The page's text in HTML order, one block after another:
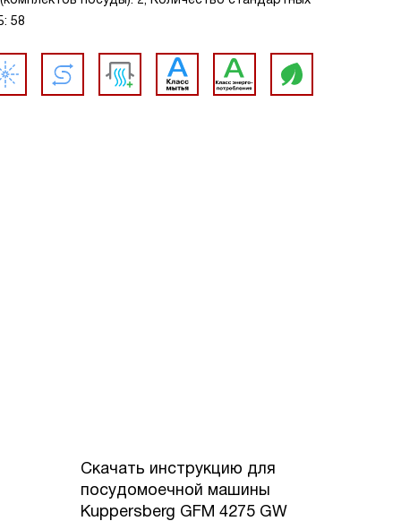
58
Скачать инструкцию для
посудомоечной машины
Kuppersberg GFM 4275 GW